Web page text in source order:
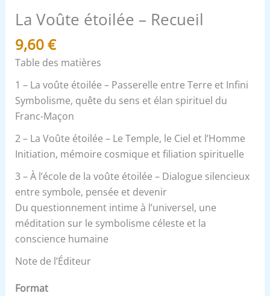
La Voûte étoilée – Recueil
9,60€
Table des matières
1 – La voûte étoilée – Passerelle entre Terre et Infini
Symbolisme, quête du sens et élan spirituel du
Franc-Maçon
2 – La Voûte étoilée – Le Temple, le Ciel et l’Homme
Initiation, mémoire cosmique et filiation spirituelle
3 – À l’école de la voûte étoilée – Dialogue silencieux
entre symbole, pensée et devenir
Du questionnement intime à l’universel, une
méditation sur le symbolisme céleste et la
conscience humaine
Note de l’Éditeur
Format